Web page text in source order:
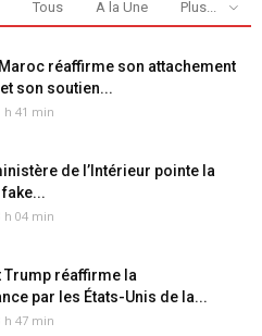
Tous A la Une Plus...
réaffirme son attachement
son soutien...
h 41 min
de l’Intérieur pointe la
h 04 min
Trump réaffirme la
par les États-Unis de la...
h 47 min